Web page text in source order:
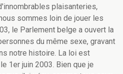
plaisanteries,
sommes loin de jouer les
le Parlement belge a ouvert la
du même sexe, gravant
notre histoire. La loi est
1er juin 2003. Bien que je